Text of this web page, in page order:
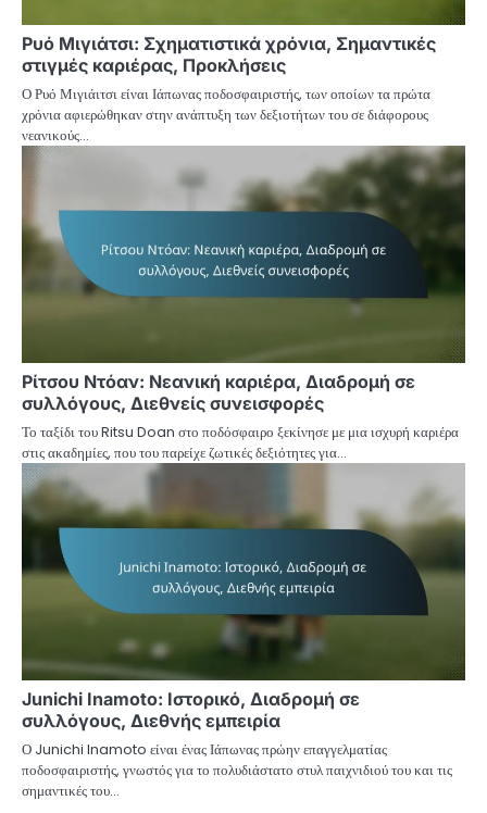
Ρυό Μιγιάτσι: Σχηματιστικά χρόνια, Σημαντικές
στιγμές καριέρας, Προκλήσεις
Ο Ρυό Μιγιάιτσι είναι Ιάπωνας ποδοσφαιριστής, των οποίων τα πρώτα
χρόνια αφιερώθηκαν στην ανάπτυξη των δεξιοτήτων του σε διάφορους
νεανικούς…
Ρίτσου Ντόαν: Νεανική καριέρα, Διαδρομή σε
συλλόγους, Διεθνείς συνεισφορές
Το ταξίδι του Ritsu Doan στο ποδόσφαιρο ξεκίνησε με μια ισχυρή καριέρα
στις ακαδημίες, που του παρείχε ζωτικές δεξιότητες για…
Junichi Inamoto: Ιστορικό, Διαδρομή σε
συλλόγους, Διεθνής εμπειρία
Ο Junichi Inamoto είναι ένας Ιάπωνας πρώην επαγγελματίας
ποδοσφαιριστής, γνωστός για το πολυδιάστατο στυλ παιχνιδιού του και τις
σημαντικές του…